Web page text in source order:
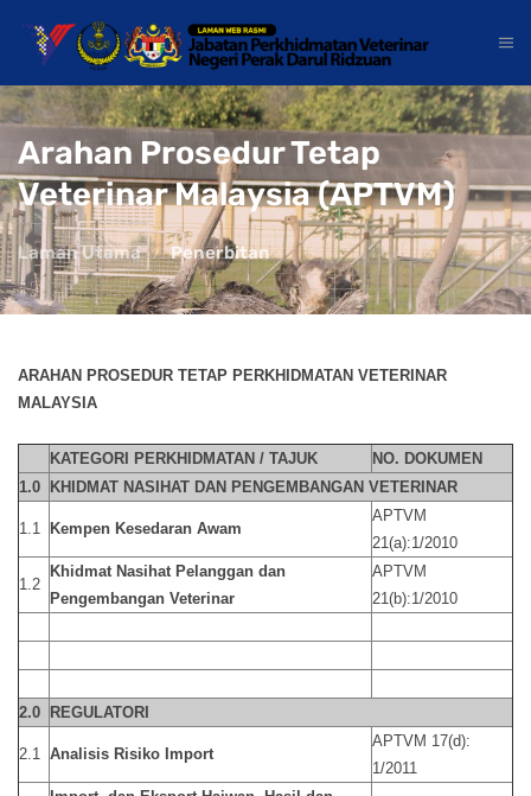
Arahan Prosedur Tetap
Veterinar Malaysia (APTVM)
Laman Utama Penerbitan
ARAHAN PROSEDUR TETAP PERKHIDMATAN VETERINAR
MALAYSIA
KATEGORI PERKHIDMATAN / TAJUK
NO. DOKUMEN
1.0
KHIDMAT NASIHAT DAN PENGEMBANGAN VETERINAR
1.1 Kempen Kesedaran Awam
APTVM
21(a):1/2010
1.2
Khidmat Nasihat Pelanggan dan
Pengembangan Veterinar
APTVM
21(b):1/2010
2.0 REGULATORI
2.1 Analisis Risiko Import
APTVM 17(d):
1/2011